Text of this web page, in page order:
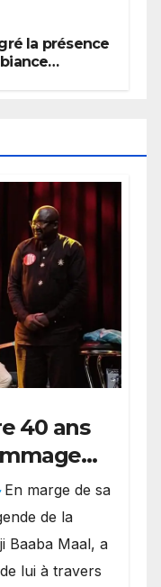
la présence
40 ans
en
​En marge de sa
de la
Baaba Maal, a
lui à travers